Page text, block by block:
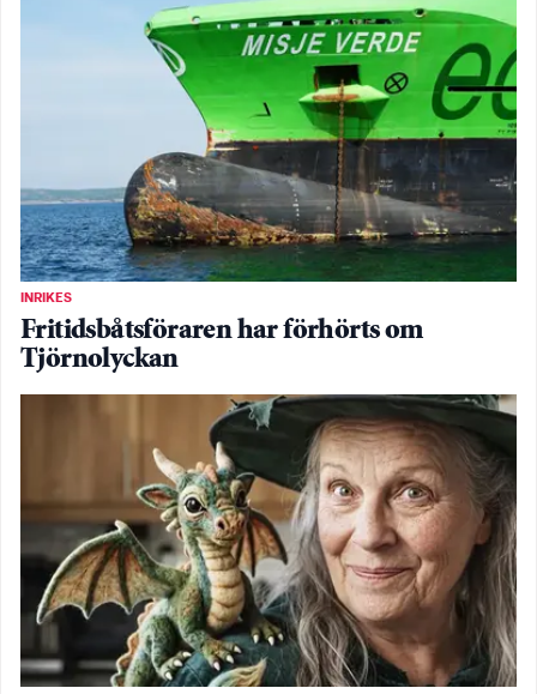
INRIKES
Fritidsbåtsföraren har förhörts om
Tjörnolyckan